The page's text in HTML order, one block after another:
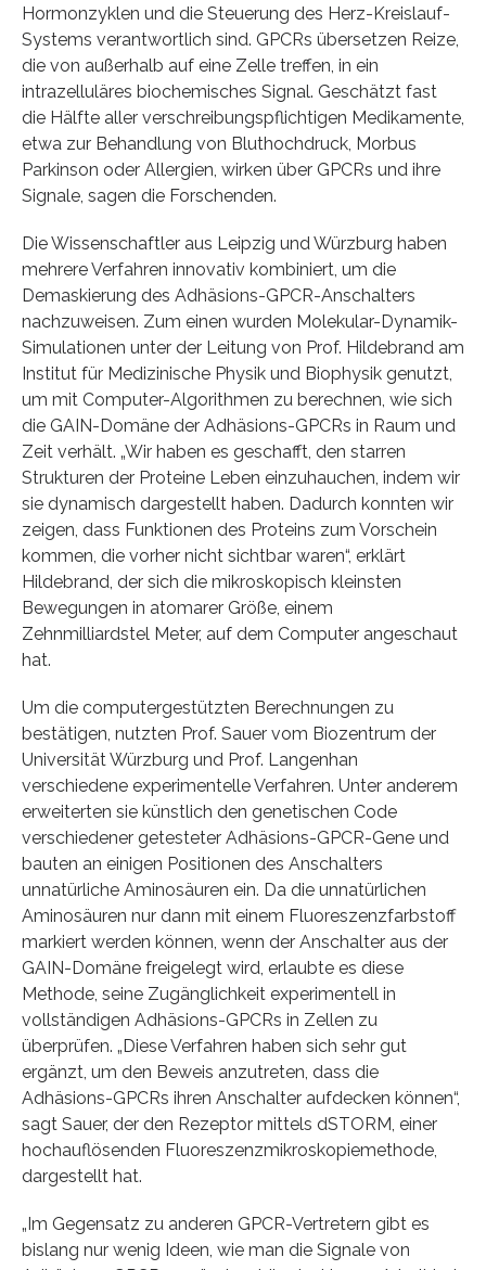
Hormonzyklen und die Steuerung des Herz-Kreislauf-
Systems verantwortlich sind. GPCRs übersetzen Reize,
die von außerhalb auf eine Zelle treffen, in ein
intrazelluläres biochemisches Signal. Geschätzt fast
die Hälfte aller verschreibungspflichtigen Medikamente,
etwa zur Behandlung von Bluthochdruck, Morbus
Parkinson oder Allergien, wirken über GPCRs und ihre
Signale, sagen die Forschenden.
Die Wissenschaftler aus Leipzig und Würzburg haben
mehrere Verfahren innovativ kombiniert, um die
Demaskierung des Adhäsions-GPCR-Anschalters
nachzuweisen. Zum einen wurden Molekular-Dynamik-
Simulationen unter der Leitung von Prof. Hildebrand am
Institut für Medizinische Physik und Biophysik genutzt,
um mit Computer-Algorithmen zu berechnen, wie sich
die GAIN-Domäne der Adhäsions-GPCRs in Raum und
Zeit verhält. „Wir haben es geschafft, den starren
Strukturen der Proteine Leben einzuhauchen, indem wir
sie dynamisch dargestellt haben. Dadurch konnten wir
zeigen, dass Funktionen des Proteins zum Vorschein
kommen, die vorher nicht sichtbar waren“, erklärt
Hildebrand, der sich die mikroskopisch kleinsten
Bewegungen in atomarer Größe, einem
Zehnmilliardstel Meter, auf dem Computer angeschaut
hat.
Um die computergestützten Berechnungen zu
bestätigen, nutzten Prof. Sauer vom Biozentrum der
Universität Würzburg und Prof. Langenhan
verschiedene experimentelle Verfahren. Unter anderem
erweiterten sie künstlich den genetischen Code
verschiedener getesteter Adhäsions-GPCR-Gene und
bauten an einigen Positionen des Anschalters
unnatürliche Aminosäuren ein. Da die unnatürlichen
Aminosäuren nur dann mit einem Fluoreszenzfarbstoff
markiert werden können, wenn der Anschalter aus der
GAIN-Domäne freigelegt wird, erlaubte es diese
Methode, seine Zugänglichkeit experimentell in
vollständigen Adhäsions-GPCRs in Zellen zu
überprüfen. „Diese Verfahren haben sich sehr gut
ergänzt, um den Beweis anzutreten, dass die
Adhäsions-GPCRs ihren Anschalter aufdecken können“,
sagt Sauer, der den Rezeptor mittels dSTORM, einer
hochauflösenden Fluoreszenzmikroskopiemethode,
dargestellt hat.
„Im Gegensatz zu anderen GPCR-Vertretern gibt es
bislang nur wenig Ideen, wie man die Signale von